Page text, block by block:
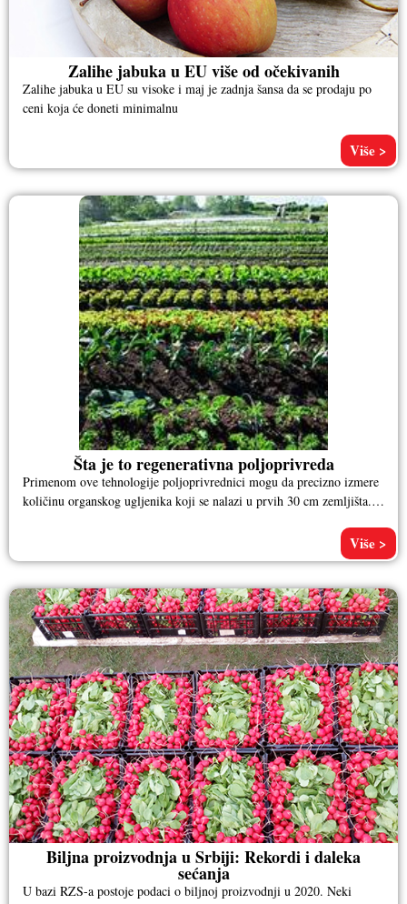
Zalihe jabuka u EU više od očekivanih
Zalihe jabuka u EU su visoke i maj je zadnja šansa da se prodaju po
ceni koja će doneti minimalnu
Više >
Šta je to regenerativna poljoprivreda
Primenom ove tehnologije poljoprivrednici mogu da precizno izmere
količinu organskog ugljenika koji se nalazi u prvih 30 cm zemljišta.
Više >
Biljna proizvodnja u Srbiji: Rekordi i daleka
sećanja
U bazi RZS-a postoje podaci o biljnoj proizvodnji u 2020. Neki